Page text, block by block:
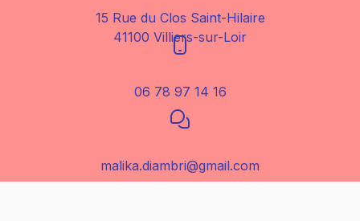
15 Rue du Clos Saint-Hilaire
41100 Villiers-sur-Loir
06 78 97 14 16
malika.diambri@gmail.com